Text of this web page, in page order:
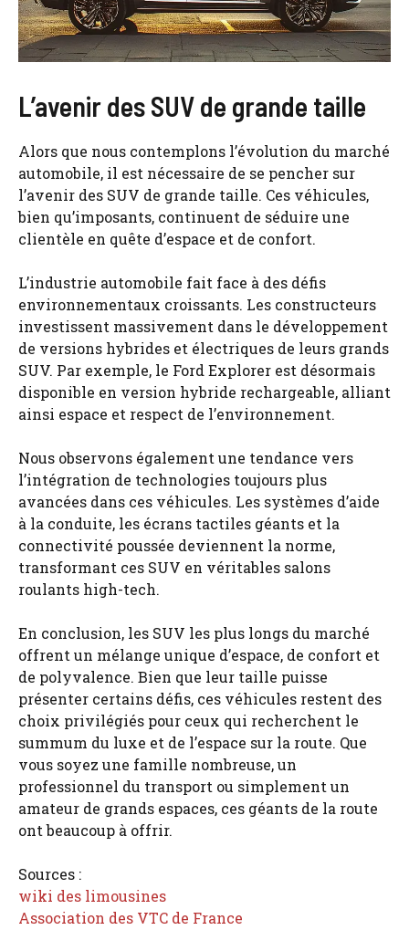
L’avenir des SUV de grande taille
Alors que nous contemplons l’évolution du marché
automobile, il est nécessaire de se pencher sur
l’avenir des SUV de grande taille. Ces véhicules,
bien qu’imposants, continuent de séduire une
clientèle en quête d’espace et de confort.
L’industrie automobile fait face à des défis
environnementaux croissants. Les constructeurs
investissent massivement dans le développement
de versions hybrides et électriques de leurs grands
SUV. Par exemple, le Ford Explorer est désormais
disponible en version hybride rechargeable, alliant
ainsi espace et respect de l’environnement.
Nous observons également une tendance vers
l’intégration de technologies toujours plus
avancées dans ces véhicules. Les systèmes d’aide
à la conduite, les écrans tactiles géants et la
connectivité poussée deviennent la norme,
transformant ces SUV en véritables salons
roulants high-tech.
En conclusion, les SUV les plus longs du marché
offrent un mélange unique d’espace, de confort et
de polyvalence. Bien que leur taille puisse
présenter certains défis, ces véhicules restent des
choix privilégiés pour ceux qui recherchent le
summum du luxe et de l’espace sur la route. Que
vous soyez une famille nombreuse, un
professionnel du transport ou simplement un
amateur de grands espaces, ces géants de la route
ont beaucoup à offrir.
Sources :
wiki des limousines
Association des VTC de France